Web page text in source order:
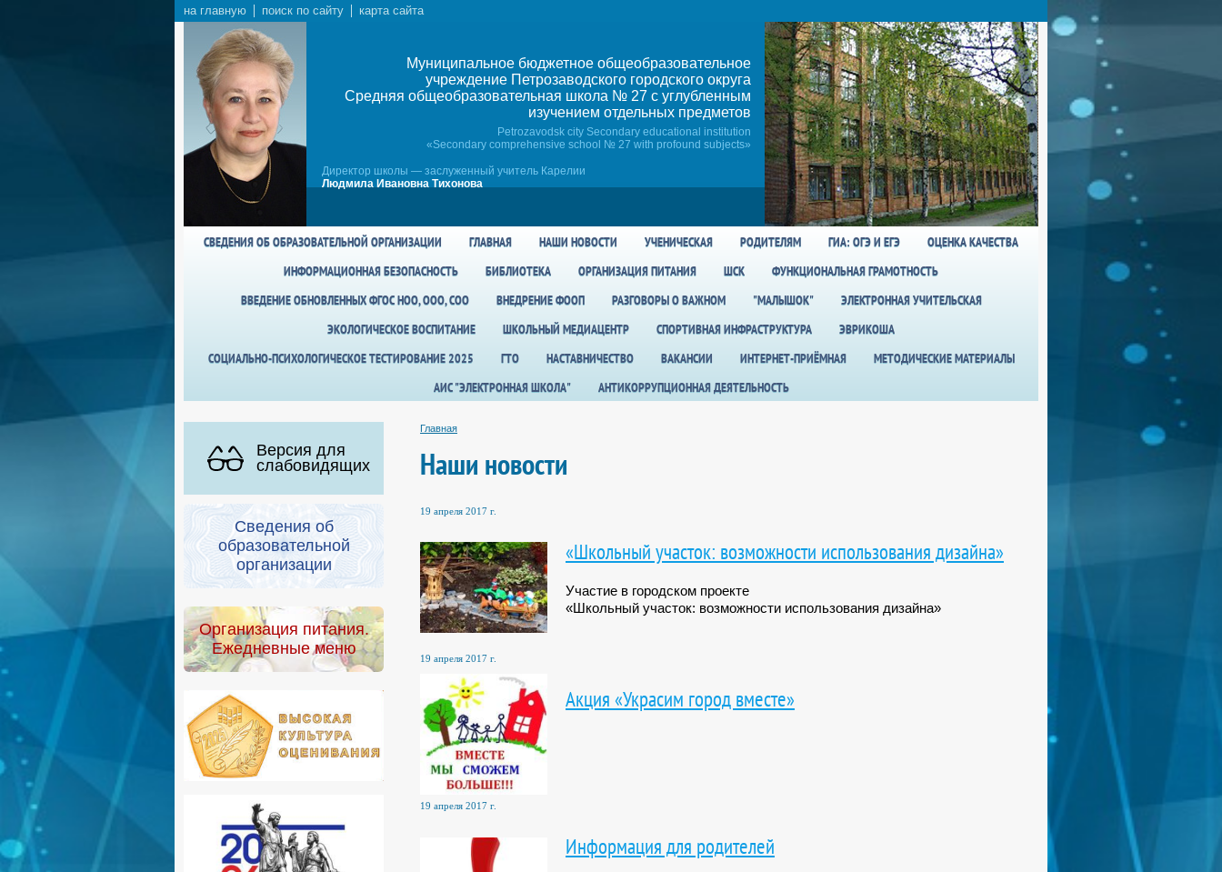
на главную поиск по сайту карта сайта
Муниципальное бюджетное общеобразовательное
учреждение Петрозаводского городского округа
Средняя общеобразовательная школа № 27 c углубленным
изучением отдельных предметов
Petrozavodsk city Secondary educational institution
«Secondary comprehensive school № 27 with profound subjects»
Директор школы — заслуженный учитель Карелии
Людмила Ивановна Тихонова
СВЕДЕНИЯ ОБ ОБРАЗОВАТЕЛЬНОЙ ОРГАНИЗАЦИИ ГЛАВНАЯ НАШИ НОВОСТИ УЧЕНИЧЕСКАЯ РОДИТЕЛЯМ ГИА: ОГЭ И ЕГЭ
ОЦЕНКА КАЧЕСТВА
ИНФОРМАЦИОННАЯ БЕЗОПАСНОСТЬ
БИБЛИОТЕКА ОРГАНИЗАЦИЯ ПИТАНИЯ ШСК
ФУНКЦИОНАЛЬНАЯ ГРАМОТНОСТЬ
ВВЕДЕНИЕ ОБНОВЛЕННЫХ ФГОС НОО, ООО, СОО
ВНЕДРЕНИЕ ФООП РАЗГОВОРЫ О ВАЖНОМ "МАЛЫШОК"
ЭЛЕКТРОННАЯ УЧИТЕЛЬСКАЯ
ЭКОЛОГИЧЕСКОЕ ВОСПИТАНИЕ
ШКОЛЬНЫЙ МЕДИАЦЕНТР СПОРТИВНАЯ ИНФРАСТРУКТУРА
ЭВРИКОША
СОЦИАЛЬНО-ПСИХОЛОГИЧЕСКОЕ ТЕСТИРОВАНИЕ 2025
ГТО НАСТАВНИЧЕСТВО ВАКАНСИИ ИНТЕРНЕТ-ПРИЁМНАЯ
МЕТОДИЧЕСКИЕ МАТЕРИАЛЫ
АИС "ЭЛЕКТРОННАЯ ШКОЛА"
АНТИКОРРУПЦИОННАЯ ДЕЯТЕЛЬНОСТЬ
Версия для
слабовидящих
Сведения об
образовательной
организации
Организация питания.
Ежедневные меню
Главная
Наши новости
19 апреля 2017 г.
«Школьный участок: возможности использования дизайна»
Участие в городском проекте
«Школьный участок: возможности использования дизайна»
19 апреля 2017 г.
Акция «Украсим город вместе»
19 апреля 2017 г.
Информация для родителей